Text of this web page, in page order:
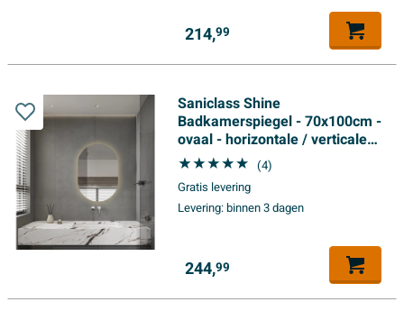
214,99
Saniclass Shine
Badkamerspiegel - 70x100cm -
ovaal - horizontale / verticale
plaatsing - indirecte LED
verlichting -
Spiegelverwarming - Infrarood
(4)
Gratis levering
Levering:binnen 3 dagen
244,99